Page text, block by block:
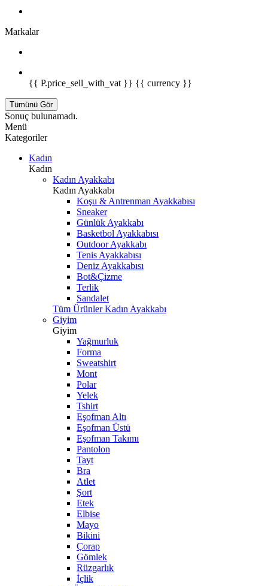
Markalar
{{ P.price_sell_with_vat }} {{ currency }}
Tümünü Gör
Sonuç bulunamadı.
Menü
Kategoriler
Kadın
Kadın
Kadın Ayakkabı
Kadın Ayakkabı
Koşu & Antrenman Ayakkabısı
Sneaker
Günlük Ayakkabı
Basketbol Ayakkabısı
Outdoor Ayakkabı
Tenis Ayakkabısı
Deniz Ayakkabısı
Bot&Çizme
Terlik
Sandalet
Tüm Ürünler Kadın Ayakkabı
Giyim
Giyim
Yağmurluk
Forma
Sweatshirt
Mont
Polar
Yelek
Tshirt
Eşofman Altı
Eşofman Üstü
Eşofman Takımı
Pantolon
Tayt
Bra
Atlet
Şort
Etek
Elbise
Mayo
Bikini
Çorap
Gömlek
Rüzgarlık
İçlik